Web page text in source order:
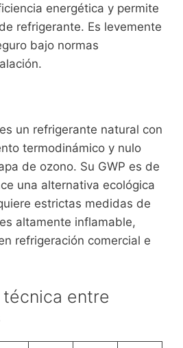
energética y permite
refrigerante. Es levemente
bajo normas
un refrigerante natural con
termodinámico y nulo
de ozono. Su GWP es de
una alternativa ecológica
estrictas medidas de
altamente inflamable,
refrigeración comercial e
entre